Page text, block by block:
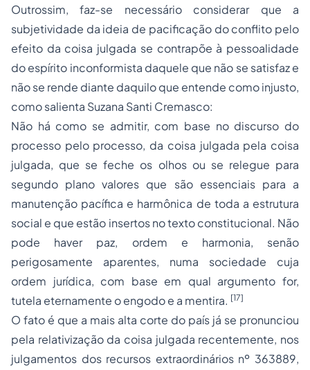
Outrossim, faz-se necessário considerar que a
subjetividade da ideia de pacificação do conflito pelo
efeito da coisa julgada se contrapõe à pessoalidade
do espírito inconformista daquele que não se satisfaz e
não se rende diante daquilo que entende como injusto,
como salienta Suzana Santi Cremasco:
Não há como se admitir, com base no discurso do
processo pelo processo, da coisa julgada pela coisa
julgada, que se feche os olhos ou se relegue para
segundo plano valores que são essenciais para a
manutenção pacífica e harmônica de toda a estrutura
social e que estão insertos no texto constitucional. Não
pode haver paz, ordem e harmonia, senão
perigosamente aparentes, numa sociedade cuja
ordem jurídica, com base em qual argumento for,
tutela eternamente o engodo e a mentira. [17]
O fato é que a mais alta corte do país já se pronunciou
pela relativização da coisa julgada recentemente, nos
julgamentos dos recursos extraordinários nº 363889,